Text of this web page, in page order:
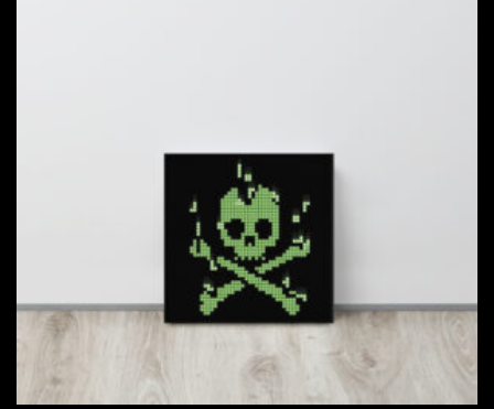
elegir
en
la
página
de
producto